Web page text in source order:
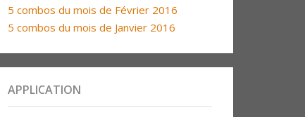
5 combos du mois de Février 2016
5 combos du mois de Janvier 2016
APPLICATION